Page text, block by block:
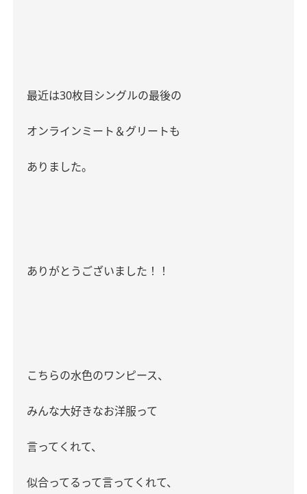
最近は30枚目シングルの最後の
オンラインミート＆グリートも
ありました。
ありがとうございました！！
こちらの水色のワンピース、
みんな大好きなお洋服って
言ってくれて、
似合ってるって言ってくれて、